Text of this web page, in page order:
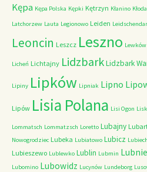
Kępa Kępa Polska Kępki Kętrzyn Kłanino
Latchorzew Lauta Legionowo Leiden
Leoncin Leszcz Leszno Lewków
Licheń Lichtajny LidzbarkLidzbark
Lipiny Lipków Lipniak Lipno
Lipów Lisia Polana Lisi Ogon
Lommatsch Lommatzsch Loretto Lubajny
Nowogrodziec Lubeka Lubiatowo Lubicz
Lubieszewo Lublewko Lublin Lubmin
Lubomino Lubowidz Lucynów Lundeborg